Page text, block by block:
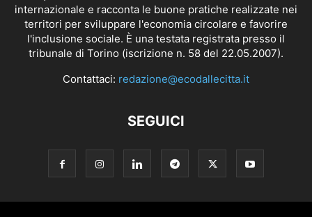
internazionale e racconta le buone pratiche realizzate nei
territori per sviluppare l'economia circolare e favorire
l'inclusione sociale. È una testata registrata presso il
tribunale di Torino (iscrizione n. 58 del 22.05.2007).
Contattaci: redazione@ecodallecitta.it
SEGUICI